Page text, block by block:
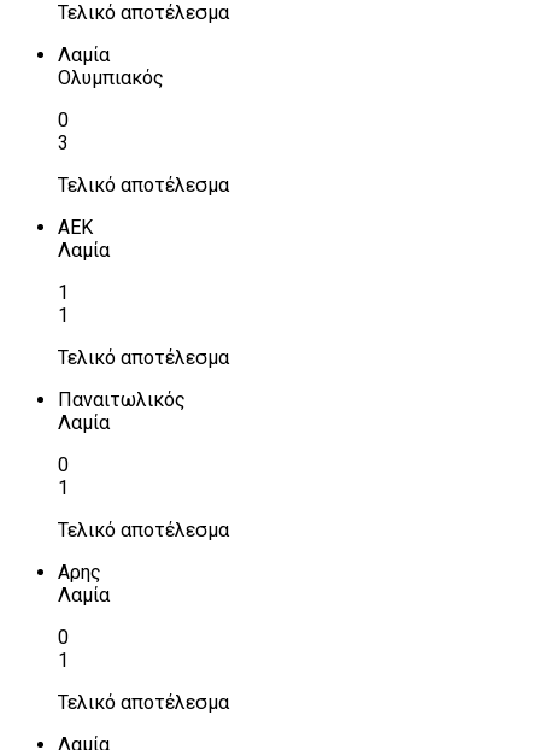
Τελικό αποτέλεσμα
Λαμία
Ολυμπιακός
0
3
Τελικό αποτέλεσμα
ΑΕΚ
Λαμία
1
1
Τελικό αποτέλεσμα
Παναιτωλικός
Λαμία
0
1
Τελικό αποτέλεσμα
Αρης
Λαμία
0
1
Τελικό αποτέλεσμα
Λαμία